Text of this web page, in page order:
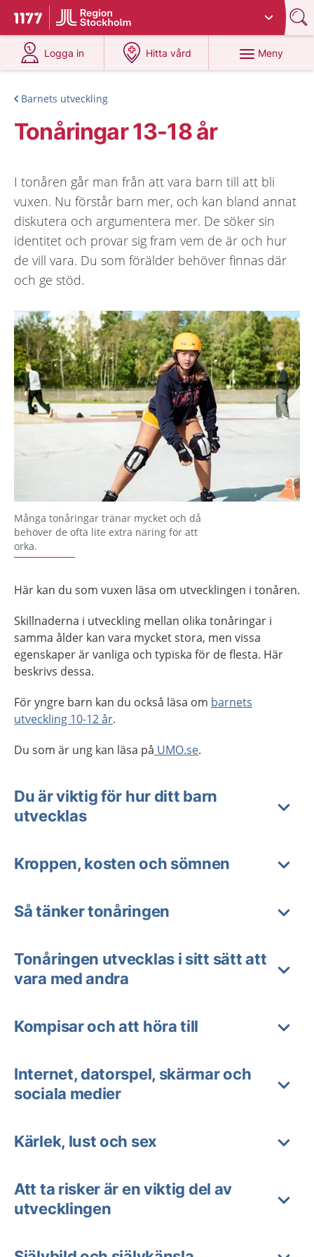
Till startsidan för 1177
Du har valt region
Logga in
på 1177.se
Hitta vård
på 1177.se
Meny
Barnets utveckling
Tonåringar 13-18 år
I tonåren går man från att vara barn till att bli
vuxen. Nu förstår barn mer, och kan bland annat
diskutera och argumentera mer. De söker sin
identitet och provar sig fram vem de är och hur
de vill vara. Du som förälder behöver finnas där
och ge stöd.
Många tonåringar tränar mycket och då
behöver de ofta lite extra näring för att
orka.
Här kan du som vuxen läsa om utvecklingen i tonåren.
Skillnaderna i utveckling mellan olika tonåringar i
samma ålder kan vara mycket stora, men vissa
egenskaper är vanliga och typiska för de flesta. Här
beskrivs dessa.
För yngre barn kan du också läsa om barnets
utveckling 10-12 år.
Du som är ung kan läsa på UMO.se.
Du är viktig för hur ditt barn
utvecklas
Kroppen, kosten och sömnen
Så tänker tonåringen
Tonåringen utvecklas i sitt sätt att
vara med andra
Kompisar och att höra till
Internet, datorspel, skärmar och
sociala medier
Kärlek, lust och sex
Att ta risker är en viktig del av
utvecklingen